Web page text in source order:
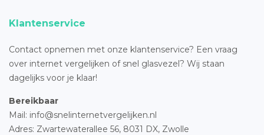
Klantenservice
Contact opnemen met onze klantenservice? Een vraag
over internet vergelijken of snel glasvezel? Wij staan
dagelijks voor je klaar!
Bereikbaar
Mail: info@snelinternetvergelijken.nl
Adres: Zwartewaterallee 56, 8031 DX, Zwolle